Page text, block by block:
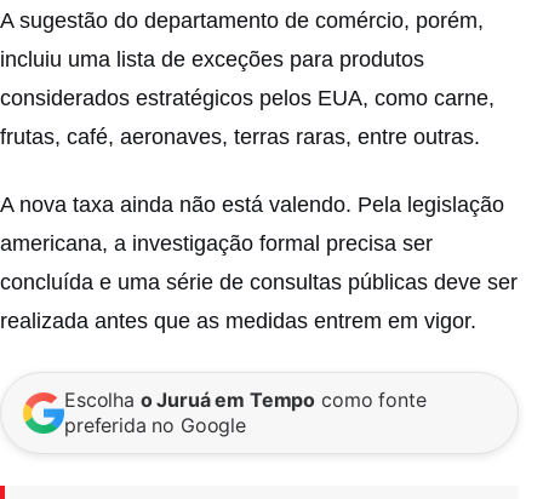
A sugestão do departamento de comércio, porém,
incluiu uma lista de exceções para produtos
considerados estratégicos pelos EUA, como carne,
frutas, café, aeronaves, terras raras, entre outras.
A nova taxa ainda não está valendo. Pela legislação
americana, a investigação formal precisa ser
concluída e uma série de consultas públicas deve ser
realizada antes que as medidas entrem em vigor.
Escolha o Juruá em Tempo como fonte
preferida no Google